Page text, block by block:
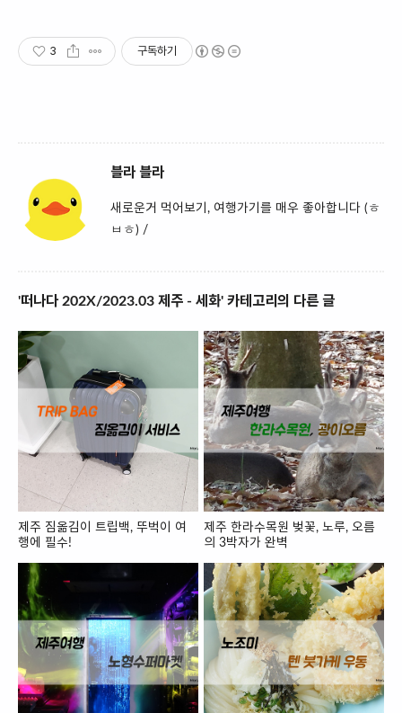
3 구독하기
블라 블라
새로운거 먹어보기, 여행가기를 매우 좋아합니다 (ㅎ
ㅂㅎ) /
'떠나다 202X/2023.03 제주 - 세화' 카테고리의 다른 글
제주 짐옮김이 트립백, 뚜벅이 여
행에 필수!
제주 한라수목원 벚꽃, 노루, 오름
의 3박자가 완벽